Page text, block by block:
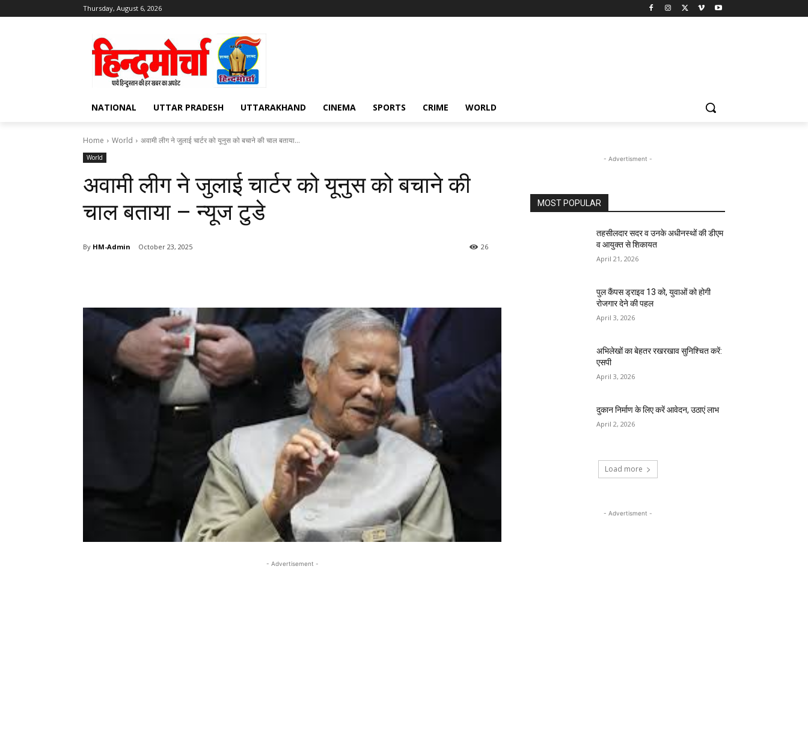
Thursday, August 6, 2026
NATIONAL UTTAR PRADESH UTTARAKHAND CINEMA SPORTS CRIME WORLD
Home World अवामी लीग ने जुलाई चार्टर को यूनुस को बचाने की चाल बताया...
World
अवामी लीग ने जुलाई चार्टर को यूनुस को बचाने की
चाल बताया – न्यूज टुडे
By HM-Admin October 23, 2025 26
- Advertisement -
- Advertisment -
MOST POPULAR
तहसीलदार सदर व उनके अधीनस्थों की डीएम
व आयुक्त से शिकायत
April 21, 2026
पुल कैंपस ड्राइव 13 को, युवाओं को होगी
रोजगार देने की पहल
April 3, 2026
अभिलेखों का बेहतर रखरखाव सुनिश्चित करें:
एसपी
April 3, 2026
दुकान निर्माण के लिए करें आवेदन, उठाएं लाभ
April 2, 2026
Load more
- Advertisment -